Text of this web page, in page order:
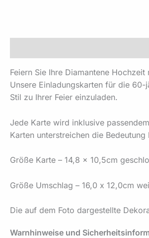
Feiern Sie Ihre Diamantene
Unsere Einladungskarten für die
Stil zu Ihrer Feier einzuladen.
Jede Karte wird inklusive
Karten unterstreichen die
Größe Karte – 14,8 x 10,5cm
Größe Umschlag – 16,0 x 12,0cm
Die auf dem Foto dargestellte
Warnhinweise und